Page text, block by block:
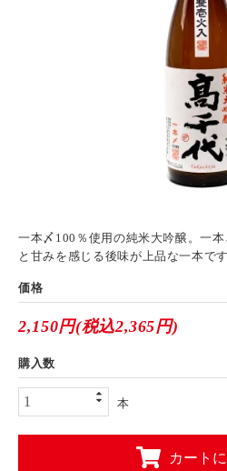
一本〆100％使用の純米大吟醸。一
と甘みを感じる後味が上品な一本です
価格
2,150円(税込2,365円)
購入数
本
カート